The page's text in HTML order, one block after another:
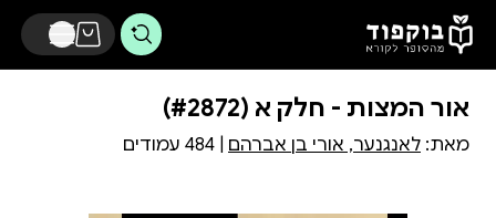
דלג לתוכן הראשי
אור המצות - חלק א (#2872)
מאת: לאנגנער, אורי בן אברהם